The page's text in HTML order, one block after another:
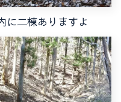
に二棟ありますよ